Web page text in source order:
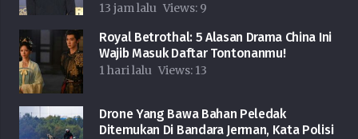
13 jam lalu Views: 9
Royal Betrothal: 5 Alasan Drama China Ini
Wajib Masuk Daftar Tontonanmu!
1 hari lalu Views: 13
Drone Yang Bawa Bahan Peledak
Ditemukan Di Bandara Jerman, Kata Polisi